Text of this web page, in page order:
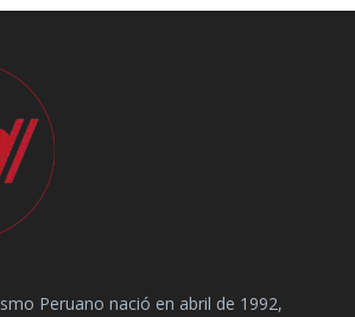
Peruano nació en abril de 1992,